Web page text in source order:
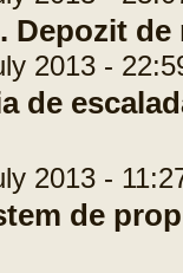
Depozit
2013 -
de
2013 -
de